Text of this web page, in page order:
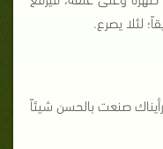
لئلا يصرع.
صنعت بالحسن شيئاً